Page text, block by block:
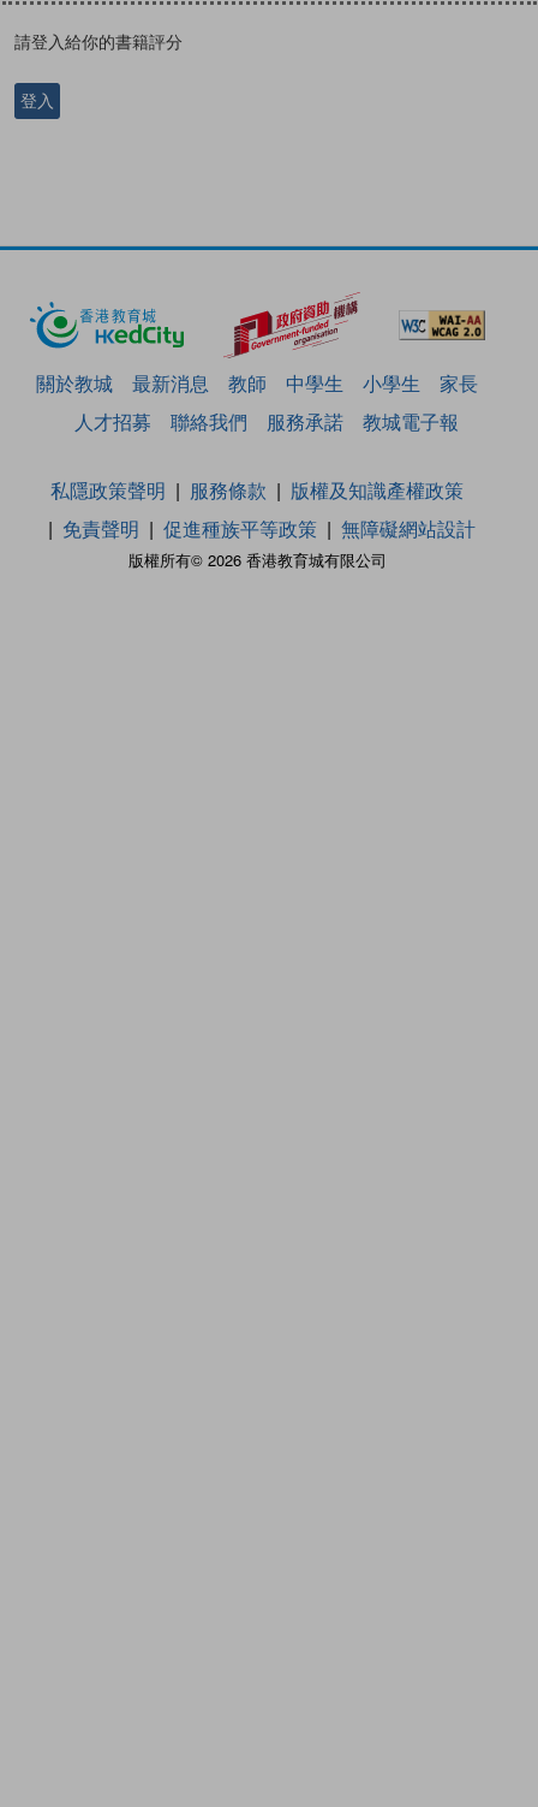
請登入給你的書籍評分
登入
關於教城 最新消息 教師 中學生 小學生
家長
人才招募
聯絡我們 服務承諾 教城電子報
版權所有© 2026 香港教育城有限公司
私隱政策聲明 服務條款
版權及知識產權政策
免責聲明
促進種族平等政策 無障礙網站設計